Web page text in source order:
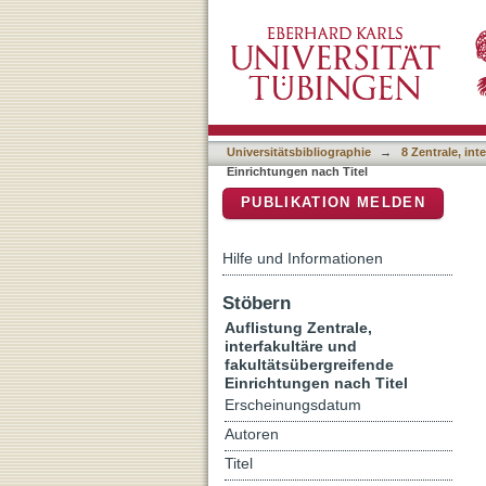
Universitätsbibliographie → 8 Zentrale,
Einrichtungen nach Titel
PUBLIKATION MELDEN
Hilfe und Informationen
Stöbern
Auflistung Zentrale,
interfakultäre und
fakultätsübergreifende
Einrichtungen nach Titel
Erscheinungsdatum
Autoren
Titel